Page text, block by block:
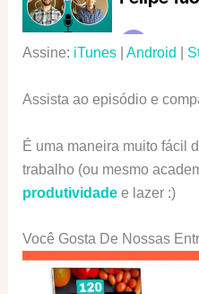
Assine: iTunes| Android
Assista ao episódio e
É uma maneira muito fácil
trabalho (ou mesmo
produtividadee lazer :)
Você Gosta De Nossas